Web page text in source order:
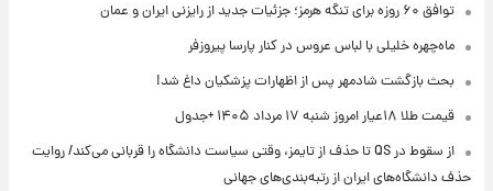
توافق ۶۰ روزه برای تنگه هرمز؛ جزئیات جدید از رایزنی ایران و عمان
ماه‌چهره خلیلی با لباس عروس در کنار پارسا پیروزفر
بحث بازگشت شادمهر پس از اظهارات پزشکیان داغ شد!
قیمت طلا ۱۸عیار امروز شنبه ۱۷ مرداد ۱۴۰۵ +جدول
از سقوط در QS تا حذف از تایمز، وقتی سیاست دانشگاه را قربانی می‌کند/ روایت
حذف دانشگاه‌های ایران از رتبه‌بندی‌های جهانی